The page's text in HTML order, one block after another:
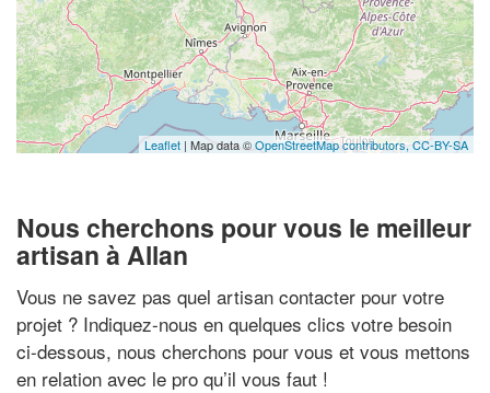
Leaflet | Map data ©OpenStreetMap contributors, CC-BY-SA
Nous cherchons pour vous le meilleur
artisan à Allan
Vous ne savez pas quel artisan contacter pour votre
projet ? Indiquez-nous en quelques clics votre besoin
ci-dessous, nous cherchons pour vous et vous mettons
en relation avec le pro qu’il vous faut !